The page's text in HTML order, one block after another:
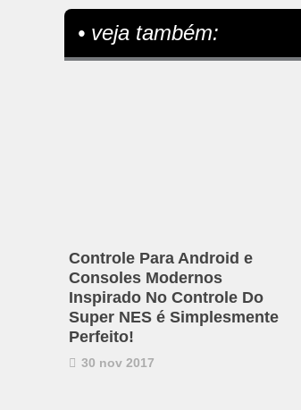
• veja também:
Controle Para Android e
Consoles Modernos
Inspirado No Controle Do
Super NES é Simplesmente
Perfeito!
30 nov 2017